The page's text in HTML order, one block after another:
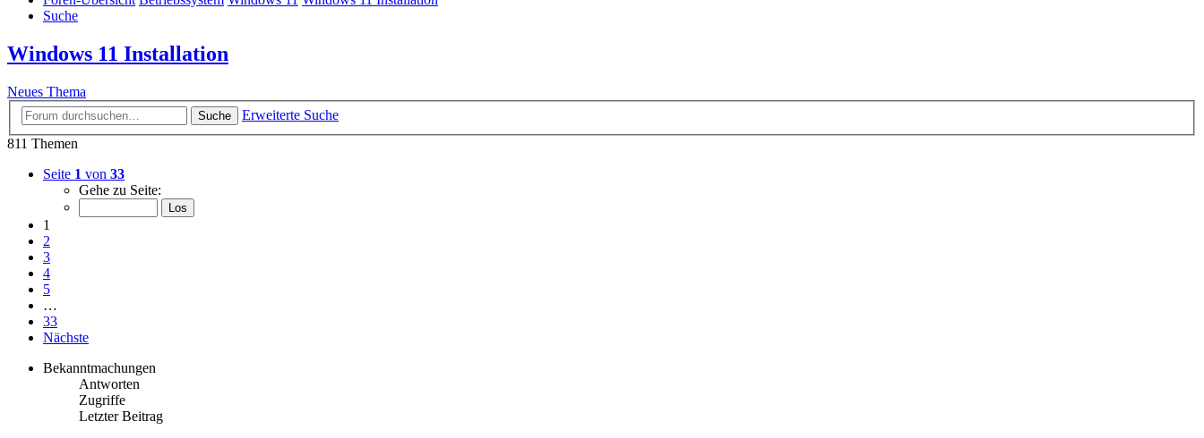
Suche
Windows 11 Installation
Neues Thema
Suche
Erweiterte Suche
811 Themen
Seite 1 von 33
Gehe zu Seite:
1
2
3
4
5
…
33
Nächste
Bekanntmachungen
Antworten
Zugriffe
Letzter Beitrag